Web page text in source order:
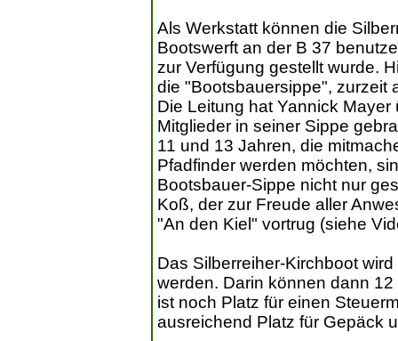
Als Werkstatt können die
Bootswerft an der B 37
zur Verfügung gestellt wurde.
die "Bootsbauersippe", zurzeit
Die Leitung hat Yannick
Mitglieder in seiner Sippe
11 und 13 Jahren, die
Pfadfinder werden möchten,
Bootsbauer-Sippe nicht nur
Koß, der zur Freude aller
"An den Kiel" vortrug (siehe
Das Silberreiher-Kirchboot
werden. Darin können dann
ist noch Platz für einen
ausreichend Platz für Gepäck